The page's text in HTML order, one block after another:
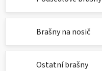
Brašny na nosič
Ostatní brašny